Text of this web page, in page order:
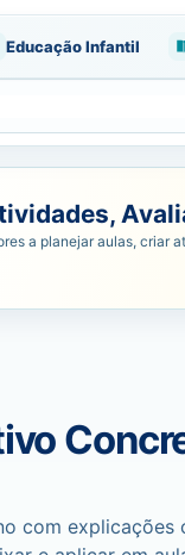
Educação Infantil
a planejar aulas, criar
com explicações